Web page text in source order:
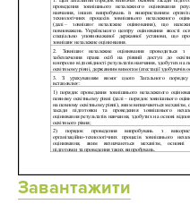
Завантажити